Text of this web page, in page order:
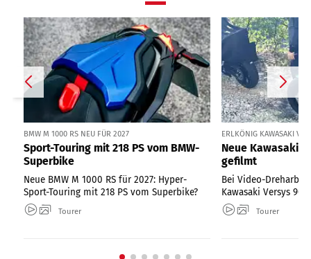
BMW M 1000 RS NEU FÜR 2027
Sport-Touring mit 218 PS vom BMW-
Superbike
Neue BMW M 1000 RS für 2027: Hyper-
Sport-Touring mit 218 PS vom Superbike?
Tourer
ERLKÖNIG KAWASAKI
Neue Kawasaki
gefilmt
Bei Video-
Kawasaki Versys
Tourer